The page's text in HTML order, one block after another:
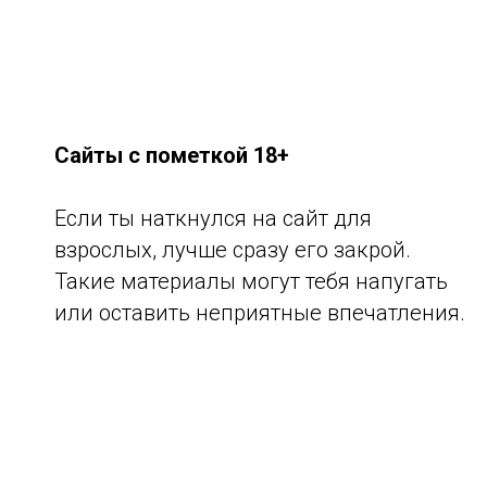
Сайты с пометкой 18+
Если ты наткнулся на сайт для
взрослых, лучше сразу его закрой.
Такие материалы могут тебя напугать
или оставить неприятные впечатления.